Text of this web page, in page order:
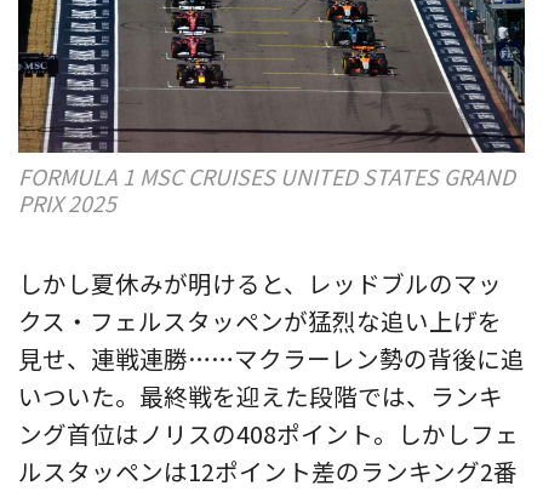
FORMULA 1 MSC CRUISES UNITED STATES GRAND
PRIX 2025
しかし夏休みが明けると、レッドブルのマッ
クス・フェルスタッペンが猛烈な追い上げを
見せ、連戦連勝……マクラーレン勢の背後に追
いついた。最終戦を迎えた段階では、ランキ
ング首位はノリスの408ポイント。しかしフェ
ルスタッペンは12ポイント差のランキング2番